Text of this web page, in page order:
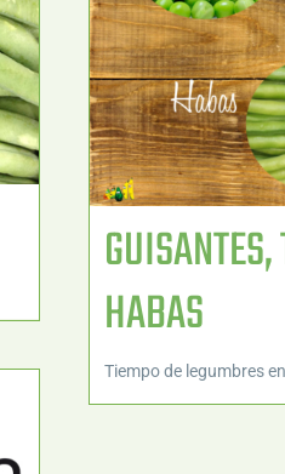
HABAS
Tiempo de legumbres